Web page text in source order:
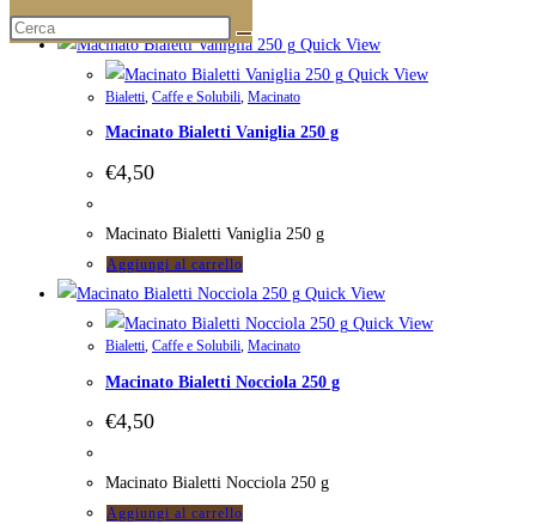
Aggiungi al carrello
Quick View
Quick View
Bialetti Caffe e Solubili Macinato
Macinato Bialetti Vaniglia 250 g
€4,50
Macinato Bialetti Vaniglia 250 g
Aggiungi al carrello
Quick View
Quick View
Bialetti, Caffe e Solubili, Macinato
Macinato Bialetti Nocciola 250 g
€4,50
Macinato Bialetti Nocciola 250 g
Aggiungi al carrello